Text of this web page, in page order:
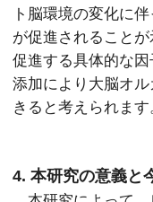
ト脳環境の変化に
が促進されること
促進する具体的な
添加により大脳オ
きると考えられます
4. 本研究の意義と